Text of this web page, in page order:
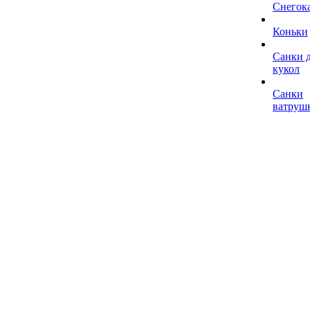
Коньки
Санки
кукол
Санки